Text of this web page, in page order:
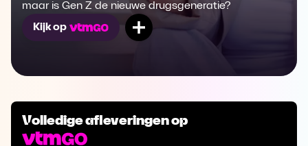
maar is Gen Z de nieuwe drugsgeneratie?
Kijk op
Mijn lijst
Volledige afleveringen op